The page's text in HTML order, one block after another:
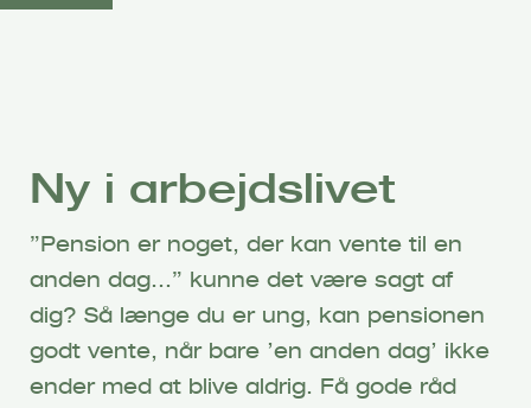
G
Ny i arbejdslivet
”Pension er noget, der kan vente til en
anden dag…” kunne det være sagt af
dig? Så længe du er ung, kan pensionen
godt vente, når bare ’en anden dag’ ikke
ender med at blive aldrig. Få gode råd